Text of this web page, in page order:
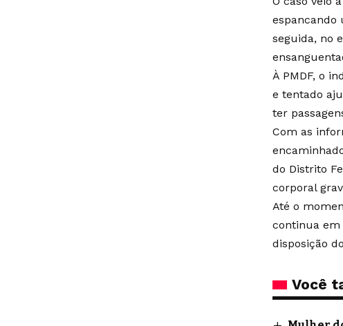
espancando
seguida, no
À PMDF, o
e tentado
ter
Com as
do Distrito
corporal
Até o
continua em
disposição
Você